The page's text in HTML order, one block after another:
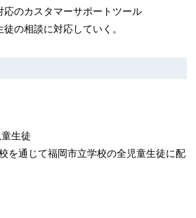
のカスタマーサポートツール
の相談に対応していく。
生徒
を通じて福岡市立学校の全児童生徒に配